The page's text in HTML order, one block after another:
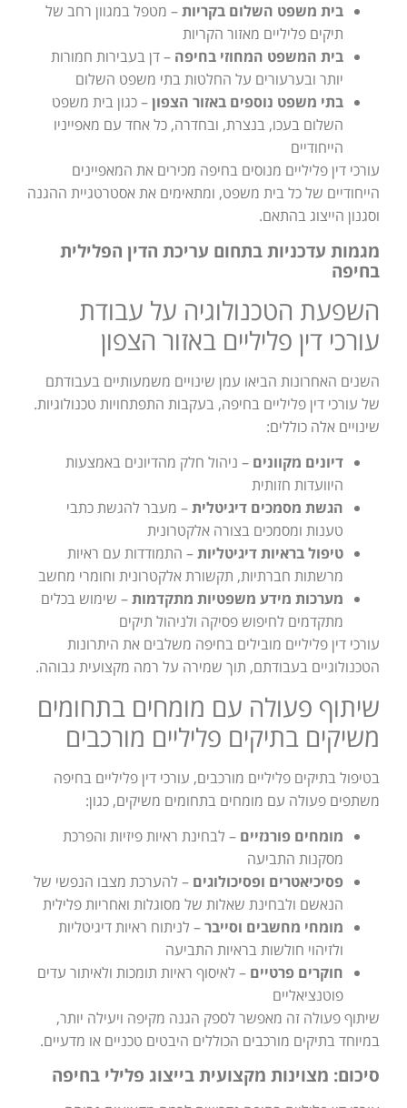
בית משפט השלום בקריות– מטפל במגוון רחב של
תיקים פליליים מאזור הקריות
בית המשפט המחוזי בחיפה – דן בעבירות חמורות
יותר ובערעורים על החלטות בתי משפט השלום
בתי משפט נוספים באזור הצפון– כגון בית משפט
השלום בעכו, בנצרת, ובחדרה, כל אחד עם מאפייניו
הייחודיים
עורכי דין פליליים מנוסים בחיפה מכירים את המאפיינים
הייחודיים של כל בית משפט, ומתאימים את אסטרטגיית ההגנה
וסגנון הייצוג בהתאם.
מגמות עדכניות בתחום עריכת הדין הפלילית
בחיפה
השפעת הטכנולוגיה על עבודת
עורכי דין פליליים באזור הצפון
השנים האחרונות הביאו עמן שינויים משמעותיים בעבודתם
של עורכי דין פליליים בחיפה, בעקבות התפתחויות טכנולוגיות.
שינויים אלה כוללים:
דיונים מקוונים – ניהול חלק מהדיונים באמצעות
היוועדות חזותית
הגשת מסמכים דיגיטלית– מעבר להגשת כתבי
טענות ומסמכים בצורה אלקטרונית
טיפול בראיות דיגיטליות– התמודדות עם ראיות
מרשתות חברתיות, תקשורת אלקטרונית וחומרי מחשב
מערכות מידע משפטיות מתקדמות– שימוש בכלים
מתקדמים לחיפוש פסיקה ולניהול תיקים
עורכי דין פליליים מובילים בחיפה משלבים את היתרונות
הטכנולוגיים בעבודתם, תוך שמירה על רמה מקצועית גבוהה.
שיתוף פעולה עם מומחים בתחומים
משיקים בתיקים פליליים מורכבים
בטיפול בתיקים פליליים מורכבים, עורכי דין פליליים בחיפה
משתפים פעולה עם מומחים בתחומים משיקים, כגון:
מומחים פורנזיים – לבחינת ראיות פיזיות והפרכת
מסקנות התביעה
פסיכיאטרים ופסיכולוגים – להערכת מצבו הנפשי של
הנאשם ולבחינת שאלות של מסוגלות ואחריות פלילית
מומחי מחשבים וסייבר– לניתוח ראיות דיגיטליות
ולזיהוי חולשות בראיות התביעה
חוקרים פרטיים – לאיסוף ראיות תומכות ולאיתור עדים
פוטנציאליים
שיתוף פעולה זה מאפשר לספק הגנה מקיפה ויעילה יותר,
במיוחד בתיקים מורכבים הכוללים היבטים טכניים או מדעיים.
סיכום: מצוינות מקצועית בייצוג פלילי בחיפה